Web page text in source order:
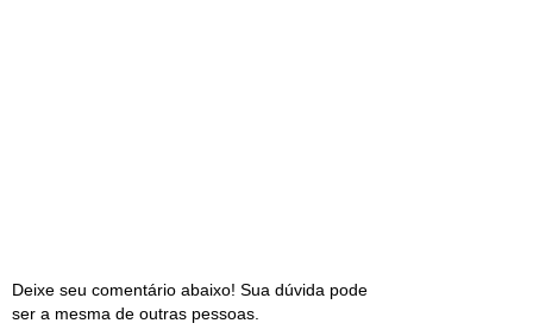
Deixe seu comentário abaixo! Sua dúvida pode
ser a mesma de outras pessoas.